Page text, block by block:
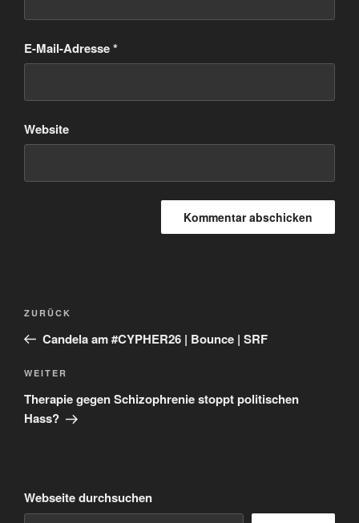
E-Mail-Adresse*
Website
Beitragsnavigation
Vorheriger
Beitrag
ZURÜCK
Candela am #CYPHER26 | Bounce | SRF
Nächster
Beitrag
WEITER
Therapie gegen Schizophrenie stoppt politischen
Hass?
Webseite durchsuchen